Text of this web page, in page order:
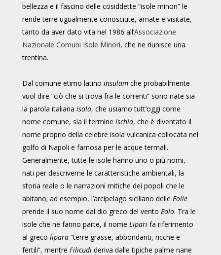
bellezza e il fascino delle cosiddette “isole minori” le
rende terre ugualmente conosciute, amate e visitate,
tanto da aver dato vita nel 1986 all’Associazione
Nazionale Comuni Isole Minori, che ne riunisce una
trentina.
Dal comune etimo latino insulamche probabilmente
vuol dire “ciò che si trova fra le correnti” sono nate sia
la parola italiana isola, che usiamo tutt’oggi come
nome comune, sia il termine ischia, che è diventato il
nome proprio della celebre isola vulcanica collocata nel
golfo di Napoli e famosa per le acque termali.
Generalmente, tutte le isole hanno uno o più nomi,
nati per descriverne le caratteristiche ambientali, la
storia reale o le narrazioni mitiche dei popoli che le
abitano; ad esempio, l’arcipelago siciliano delle Eolie
prende il suo nome dal dio greco del vento Eolo. Tra le
isole che ne fanno parte, il nome Liparifa riferimento
al greco lipara“terre grasse, abbondanti, ricche e
fertili”, mentre Filicudideriva dalle tipiche palme nane